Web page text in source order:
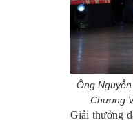
Ông
Chương
Giải thưởng